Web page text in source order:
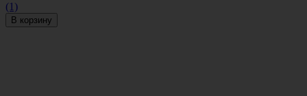
(1)
В корзину